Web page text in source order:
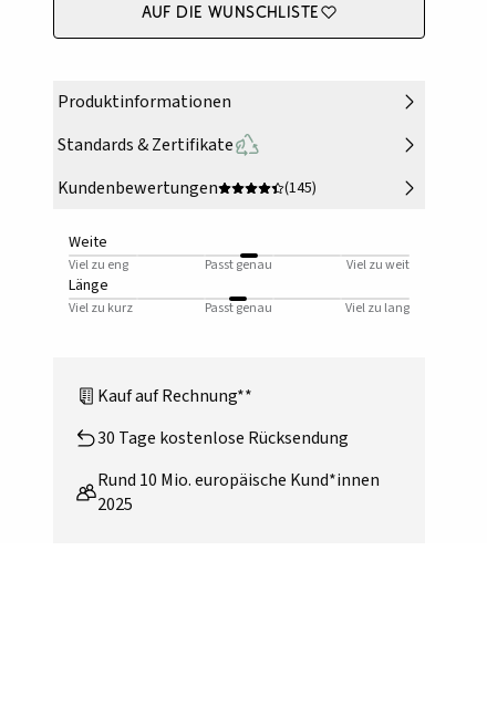
Auf die Wunschliste
Produktinformationen
Standards & Zertifikate
Kundenbewertungen
(145)
Weite
Viel zu eng Passt genau Viel zu weit
Länge
Viel zu kurz Passt genau Viel zu lang
Kauf auf Rechnung**
30 Tage kostenlose Rücksendung
Rund 10 Mio. europäische Kund*innen
2025